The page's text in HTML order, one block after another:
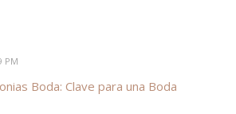
PM
Boda: Clave para una Boda